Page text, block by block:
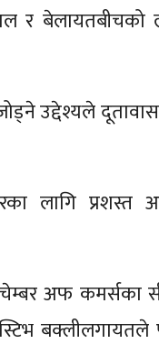
र बेलायतबीचको
उद्देश्यले
लागि
चेम्बर अफ